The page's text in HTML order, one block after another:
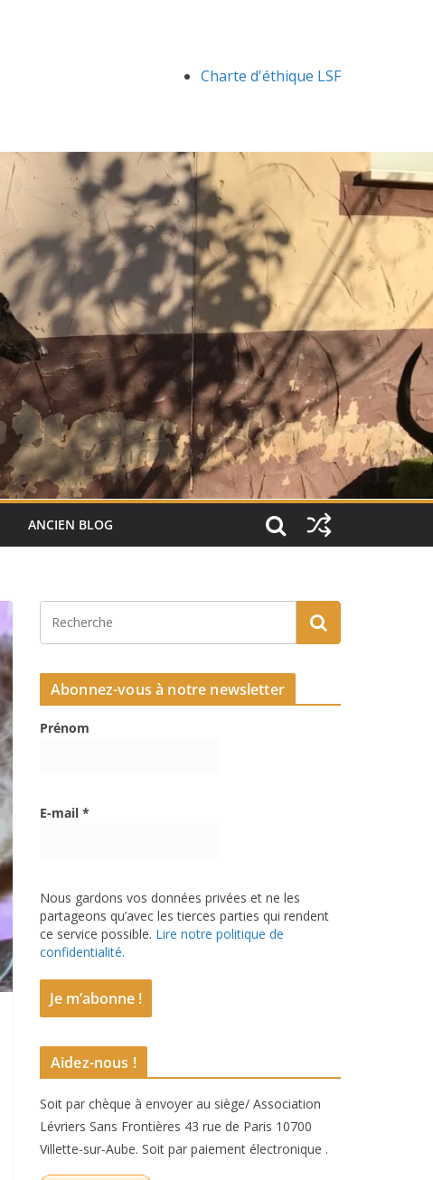
Charte d'éthique LSF
ANCIEN BLOG
Abonnez-vous à notre newsletter
Prénom
E-mail *
Nous gardons vos données privées et ne les
partageons qu’avec les tierces parties qui rendent
ce service possible. Lire notre politique de
confidentialité.
Aidez-nous !
Soit par chèque à envoyer au siège/ Association
Lévriers Sans Frontières 43 rue de Paris 10700
Villette-sur-Aube. Soit par paiement électronique .